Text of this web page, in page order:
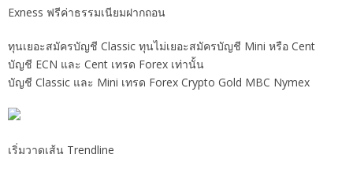
Exness ฟรีค่าธรรมเนียมฝากถอน
ทุนเยอะสมัครบัญชี Classic ทุนไม่เยอะสมัครบัญชี Mini หรือ Cent
บัญชี ECN และ Cent เทรด Forex เท่านั้น
บัญชี Classic และ Mini เทรด Forex Crypto Gold MBC Nymex
เริ่มวาดเส้น Trendline